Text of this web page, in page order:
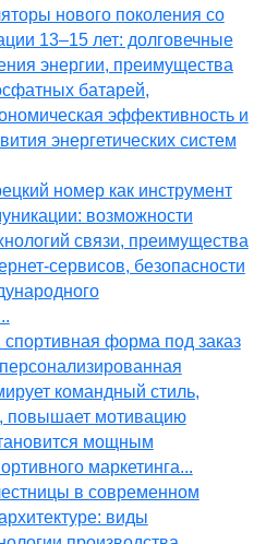
нового поколения со
13–15 лет: долговечные
энергии, преимущества
батарей,
эффективность и
энергетических систем
номер как инструмент
возможности
связи, преимущества
сервисов, безопасности
форма под заказ
командный стиль,
повышает мотивацию
мощным
маркетинга...
в современном
виды